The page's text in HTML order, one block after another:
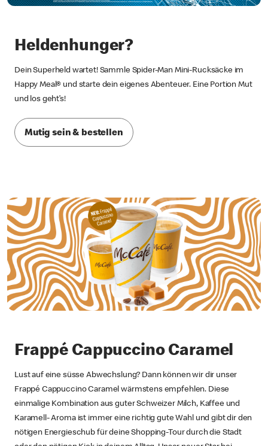
Heldenhunger?
Dein Superheld wartet! Sammle Spider-Man Mini-Rucksäcke im
Happy Meal® und starte dein eigenes Abenteuer. Eine Portion Mut
und los geht’s!
Mutig sein & bestellen
Frappé Cappuccino Caramel
Lust auf eine süsse Abwechslung? Dann können wir dir unser
Frappé Cappuccino Caramel wärmstens empfehlen. Diese
einmalige Kombination aus guter Schweizer Milch, Kaffee und
Karamell- Aroma ist immer eine richtig gute Wahl und gibt dir den
nötigen Energieschub für deine Shopping-Tour durch die Stadt